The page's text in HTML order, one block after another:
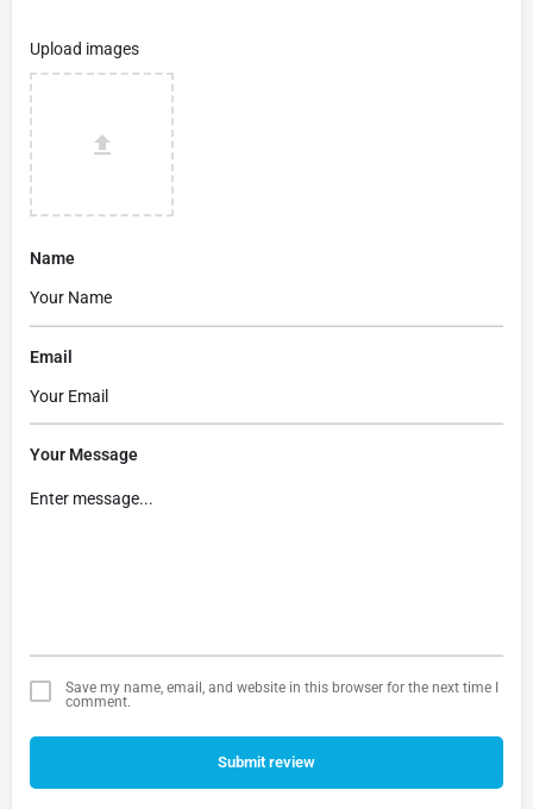
Upload images
Name
Email
Your Message
Save my name, email, and website in this browser for the next time I
comment.
Submit review